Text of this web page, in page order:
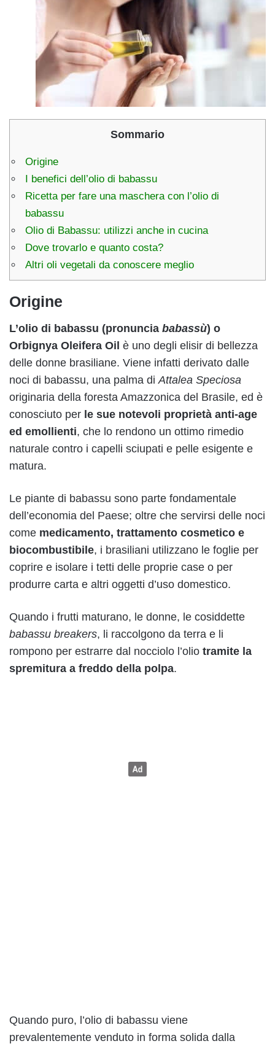
Sommario
Origine
I benefici dell’olio di babassu
Ricetta per fare una maschera con l’olio di
babassu
Olio di Babassu: utilizzi anche in cucina
Dove trovarlo e quanto costa?
Altri oli vegetali da conoscere meglio
Origine
L’olio di babassu (pronuncia babassù) o
Orbignya Oleifera Oil è uno degli elisir di bellezza
delle donne brasiliane. Viene infatti derivato dalle
noci di babassu, una palma diAttalea Speciosa
originaria della foresta Amazzonica del Brasile, ed è
conosciuto per le sue notevoli proprietà anti-age
ed emollienti, che lo rendono un ottimo rimedio
naturale contro i capelli sciupati e pelle esigente e
matura.
Le piante di babassu sono parte fondamentale
dell’economia del Paese; oltre che servirsi delle noci
come medicamento, trattamento cosmetico e
biocombustibile, i brasiliani utilizzano le foglie per
coprire e isolare i tetti delle proprie case o per
produrre carta e altri oggetti d’uso domestico.
Quando i frutti maturano, le donne, le cosiddette
babassu breakers, li raccolgono da terra e li
rompono per estrarre dal nocciolo l’olio tramite la
spremitura a freddo della polpa.
Quando puro, l’olio di babassu viene
prevalentemente venduto in forma solida dalla